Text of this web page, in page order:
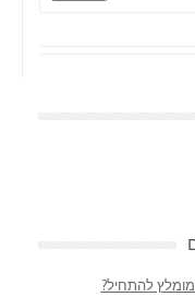
להתחיל?